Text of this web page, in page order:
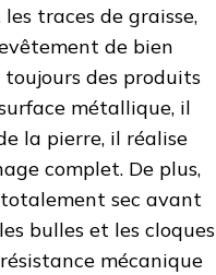
traces de graisse,
de bien
des produits
métallique, il
la pierre, il réalise
complet. De plus,
sec avant
bulles et les cloques
mécanique